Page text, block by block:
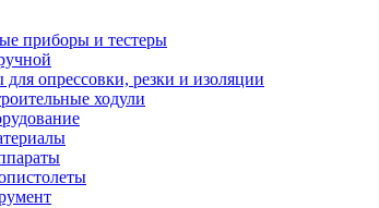
приборы и тестеры
опрессовки, резки и изоляции
ходули